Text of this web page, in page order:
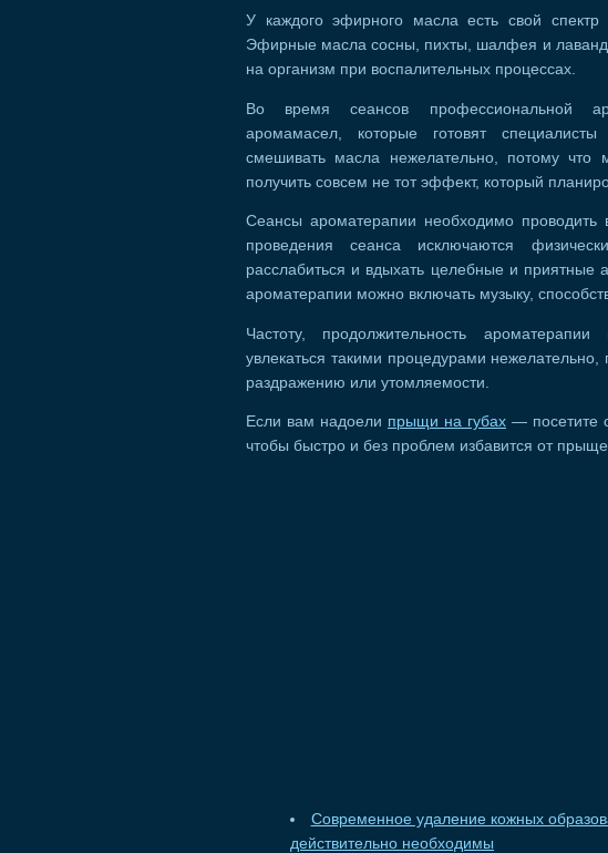
У каждого эфирного масла есть свой спектр
Эфирные масла сосны, пихты, шалфея и
на организм при воспалительных процессах.
Во время сеансов профессиональной
аромамасел, которые готовят
смешивать масла нежелательно, потому
получить совсем не тот эффект, который
Сеансы ароматерапии необходимо проводить
проведения сеанса исключаются
расслабиться и вдыхать целебные и
ароматерапии можно включать музыку,
Частоту, продолжительность
увлекаться такими процедурами нежелательно,
раздражению или утомляемости.
Если вам надоели прыщи на губах — посетите
чтобы быстро и без проблем избавится от
Современное удаление кожных
действительно необходимы